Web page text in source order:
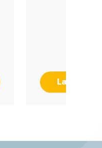
Læs mere